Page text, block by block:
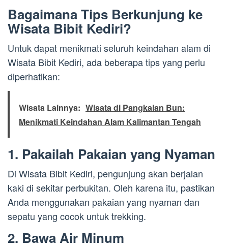
Bagaimana Tips Berkunjung ke
Wisata Bibit Kediri?
Untuk dapat menikmati seluruh keindahan alam di
Wisata Bibit Kediri, ada beberapa tips yang perlu
diperhatikan:
Wisata Lainnya: Wisata di Pangkalan Bun:
Menikmati Keindahan Alam Kalimantan Tengah
1. Pakailah Pakaian yang Nyaman
Di Wisata Bibit Kediri, pengunjung akan berjalan
kaki di sekitar perbukitan. Oleh karena itu, pastikan
Anda menggunakan pakaian yang nyaman dan
sepatu yang cocok untuk trekking.
2. Bawa Air Minum